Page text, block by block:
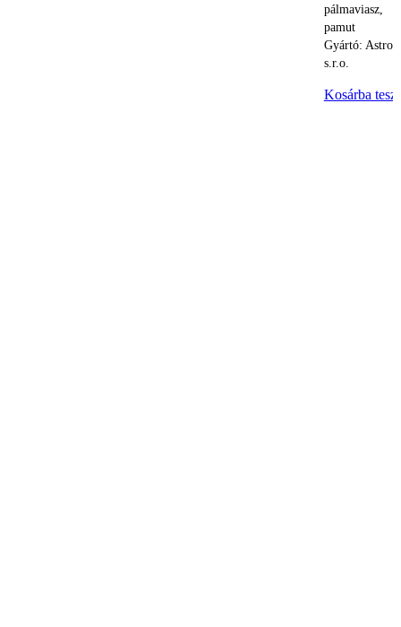
pálmaviasz,
pamut
Gyártó: Astron
s.r.o.
Kosárba